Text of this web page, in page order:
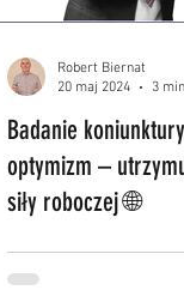
Badanie
optymizm –
siły roboczej 🌐
Robert Biernat
20 maj 2024
3